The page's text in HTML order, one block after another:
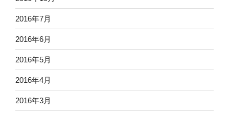
2016年7月
2016年6月
2016年5月
2016年4月
2016年3月